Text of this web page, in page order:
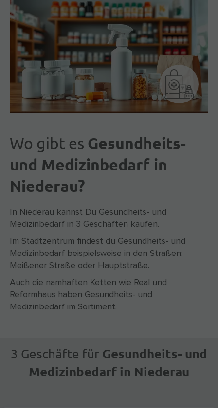
Wo gibt es Gesundheits-
und Medizinbedarf in
Niederau?
In Niederau kannst Du Gesundheits- und
Medizinbedarf in 3 Geschäften kaufen.
Im Stadtzentrum findest du Gesundheits- und
Medizinbedarf beispielsweise in den Straßen:
Meißener Straße oder Hauptstraße.
Auch die namhaften Ketten wie Real und
Reformhaus haben Gesundheits- und
Medizinbedarf im Sortiment.
3 Geschäfte fürGesundheits- und
Medizinbedarf in Niederau